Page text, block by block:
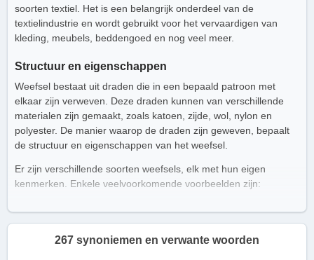
soorten textiel. Het is een belangrijk onderdeel van de
textielindustrie en wordt gebruikt voor het vervaardigen van
kleding, meubels, beddengoed en nog veel meer.
Structuur en eigenschappen
Weefsel bestaat uit draden die in een bepaald patroon met
elkaar zijn verweven. Deze draden kunnen van verschillende
materialen zijn gemaakt, zoals katoen, zijde, wol, nylon en
polyester. De manier waarop de draden zijn geweven, bepaalt
de structuur en eigenschappen van het weefsel.
Er zijn verschillende soorten weefsels, elk met hun eigen
kenmerken. Enkele veelvoorkomende voorbeelden zijn:
gebruikt voor luxe kleding en beddengoed.
Katoen: een zacht en ademend weefsel dat veel wordt
267 synoniemen en verwante woorden